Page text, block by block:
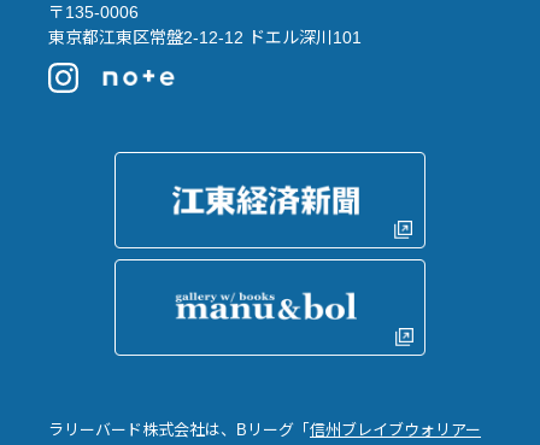
〒135-0006
東京都江東区常盤2-12-12 ドエル深川101
ラリーバード株式会社は、Bリーグ「 信州ブレイブウォリアー